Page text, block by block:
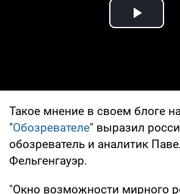
Play
Такое мнение в своем блоге
"Обозревателе" выразил
обозреватель и аналитик
Фельгенгауэр.
"Окно возможности мирного